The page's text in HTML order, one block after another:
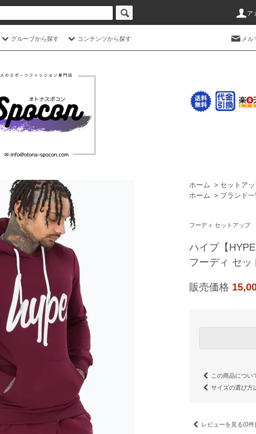
ア
グループから探す コンテンツから探す メル
ホーム > セットア
ホーム
> ブランド
フーディ セットアップ
ハイプ【
フーディ セッ
販売価格
この商品につい
サイズの選び方
レビューを見る(0件)